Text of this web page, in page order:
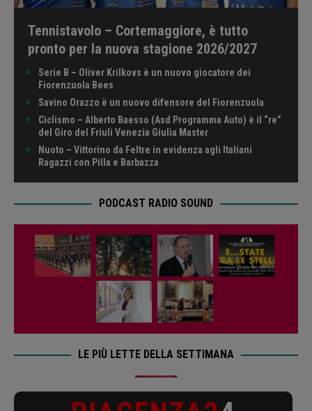
Tennistavolo – Cortemaggiore, è tutto
pronto per la nuova stagione 2026/2027
Serie B – Oliver Krilkovs è un nuovo giocatore dei
Fiorenzuola Bees
Savino Orazzo è un nuovo difensore del Fiorenzuola
Ciclismo – Alberto Baesso (Asd Programma Auto) è il “re”
del Giro del Friuli Venezia Giulia Master
Nuoto – Vittorino da Feltre in evidenza agli Italiani
Ragazzi con Pilla e Barbazza
PODCAST RADIO SOUND
LE PIÙ LETTE DELLA SETTIMANA